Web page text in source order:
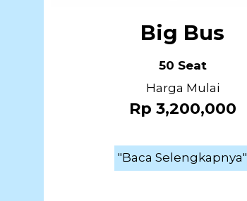
Big Bus
50 Seat
Harga Mulai
Rp 3,200,000
"Baca Selengkapnya"